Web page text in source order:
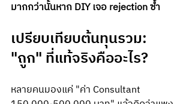
มากกว่านั้นหาก DIY เจอ rejection ซ้ำ
เปรียบเทียบต้นทุนรวม:
"ถูก" ที่แท้จริงคืออะไร?
หลายคนมองแค่ "ค่า Consultant